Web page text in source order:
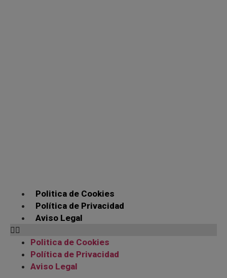
Politica de Cookies
Política de Privacidad
Aviso Legal
Politica de Cookies
Política de Privacidad
Aviso Legal